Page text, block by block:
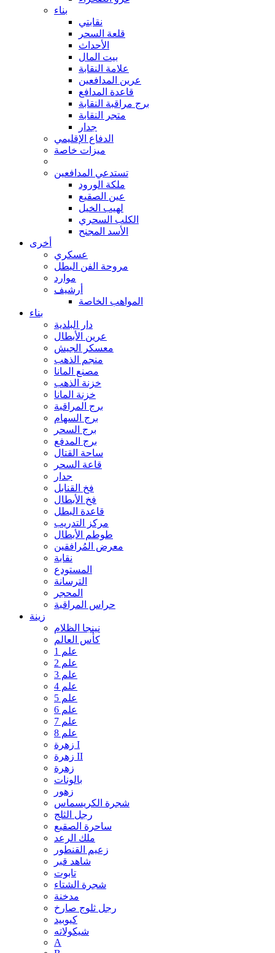
بناء
نقابتي
قلعة السحر
الأحداث
بيت المال
علامة النقابة
عرين المدافعين
قاعدة المدافع
برج مراقبة النقابة
متجر النقابة
جدار
الدفاع الإقليمي
ميزات خاصة
تستدعي المدافعين
ملكة الورود
عين الصقيع
لهيب الخيل
الكلب السحري
الأسد المجنح
أخرى
عسكري
مروحة الفن البطل
موارد
أرشيف
المواهب الخاصة
بناء
دار البلدية
عرين الأبطال
معسكر الجيش
منجم الذهب
مصنع المانا
خزنة الذهب
خزنة المانا
برج المراقبة
برج السهام
برج السحر
برج المدفع
ساحة القتال
قاعة السحر
جدار
فخ القنابل
فخ الأبطال
قاعدة البطل
مركز التدريب
طوطم الأبطال
معرض المُرافقين
نقابة
المستودع
الترسانة
المحجر
حراس المراقبة
زينة
نينجا الظلام
كأس العالم
علم 1
علم 2
علم 3
علم 4
علم 5
علم 6
علم 7
علم 8
زهرة I
زهرة II
زهرة
بالونات
زهور
شجرة الكريسماس
رجل الثلج
ساحرة الصقيع
ملك الرعد
زعيم القنطور
شاهد قبر
تابوت
شجرة الشتاء
مدخنة
رجل ثلوج صارخ
كيوبيد
شيكولاته
A